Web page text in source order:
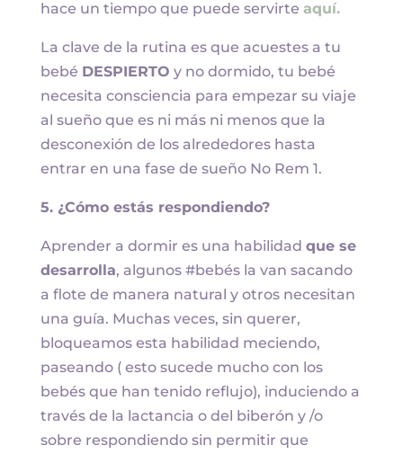
hace un tiempo que puede servirte aquí.
La clave de la rutina es que acuestes a tu
bebé DESPIERTO y no dormido, tu bebé
necesita consciencia para empezar su viaje
al sueño que es ni más ni menos que la
desconexión de los alrededores hasta
entrar en una fase de sueño No Rem 1.
5. ¿Cómo estás respondiendo?
Aprender a dormir es una habilidad que se
desarrolla, algunos #bebés la van sacando
a flote de manera natural y otros necesitan
una guía. Muchas veces, sin querer,
bloqueamos esta habilidad meciendo,
paseando ( esto sucede mucho con los
bebés que han tenido reflujo), induciendo a
través de la lactancia o del biberón y /o
sobre respondiendo sin permitir que